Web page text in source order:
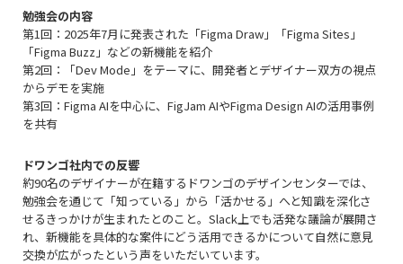
勉強会の内容
第1回：2025年7月に発表された「Figma Draw」「Figma Sites」
「Figma Buzz」などの新機能を紹介
第2回：「Dev Mode」をテーマに、開発者とデザイナー双方の視点
からデモを実施
第3回：Figma AIを中心に、FigJam AIやFigma Design AIの活用事例
を共有
ドワンゴ社内での反響
約90名のデザイナーが在籍するドワンゴのデザインセンターでは、
勉強会を通じて「知っている」から「活かせる」へと知識を深化さ
せるきっかけが生まれたとのこと。Slack上でも活発な議論が展開さ
れ、新機能を具体的な案件にどう活用できるかについて自然に意見
交換が広がったという声をいただいています。